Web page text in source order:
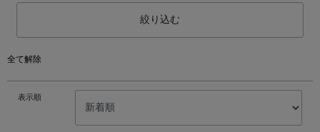
絞り込む
全て解除
表示順